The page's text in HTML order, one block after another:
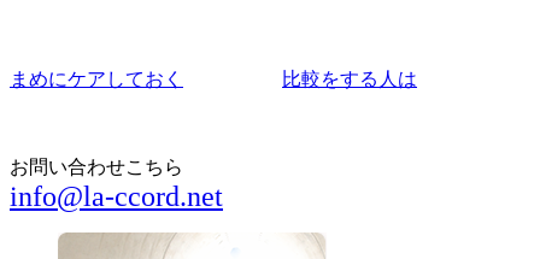
まめにケアしておく 比較をする人は
お問い合わせこちら
info@la-ccord.net